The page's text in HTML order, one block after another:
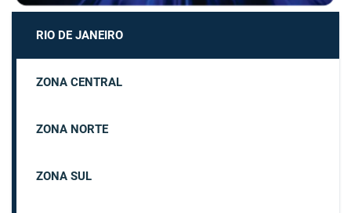
RIO DE JANEIRO
ZONA CENTRAL
ZONA NORTE
ZONA SUL